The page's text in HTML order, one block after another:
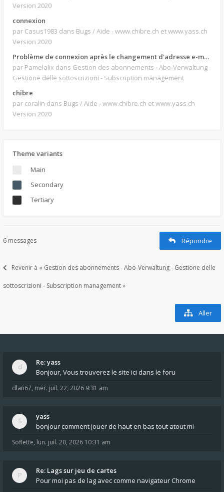
Version 2020
connexion
par Casus1983 dans Bugs / Aide - www.chibre.ch et www.yass.ch
Version 2020
Problème de connexion après le changement d'adresse e-mail.
par Pamelalix dans Gestion des abonnements - Abo-Verwaltung -
Gestione delle sottoscrizioni - Subscription management
chibre
par coralin dans Bugs / Aide - www.chibre.ch et www.yass.ch
Version 2020
Theme variants
Main
Secondary
Tertiary
6 messages Répondre
Revenir à « Gestion des abonnements - Abo-Verwaltung - Gestione delle
sottoscrizioni - Subscription management »
Aller
Re: yass
Bonjour, Vous trouverez le site ici dans le foru
dlan67, mer. juil. 22, 2026 9:31 am
yass
bonjour comment jouer de haut en bas tout atout mi
Soflette, lun. juil. 20, 2026 10:31 am
Re: Lags sur jeu de cartes
Pour moi pas de lag avec comme navigateur Chrome